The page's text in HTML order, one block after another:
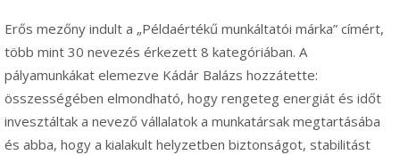
Erős mezőny indult a „Példaértékű munkáltatói márka” címért,
több mint 30 nevezés érkezett 8 kategóriában. A
pályamunkákat elemezve Kádár Balázs hozzátette:
összességében elmondható, hogy rengeteg energiát és időt
invesztáltak a nevező vállalatok a munkatársak megtartásába
és abba, hogy a kialakult helyzetben biztonságot, stabilitást